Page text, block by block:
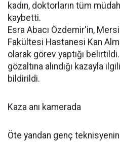
kadın, doktorların tüm
kaybetti.
Esra Abacı Özdemir'in,
Fakültesi Hastanesi Kan
olarak görev yaptığı
gözaltına alındığı kazayla
bildirildi.
Kaza anı kamerada
Öte yandan genç